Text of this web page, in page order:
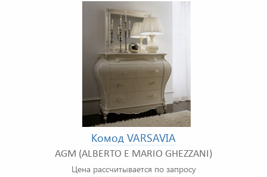
Комод VARSAVIA
AGM (ALBERTO E MARIO GHEZZANI)
Цена рассчитывается по запросу